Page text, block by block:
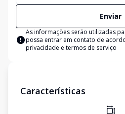
Enviar
As informações serão utilizadas
possa entrar em contato de
privacidade e termos de serviço
Características